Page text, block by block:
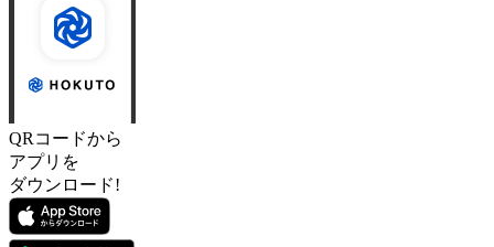
QRコードから
アプリを
ダウンロード!